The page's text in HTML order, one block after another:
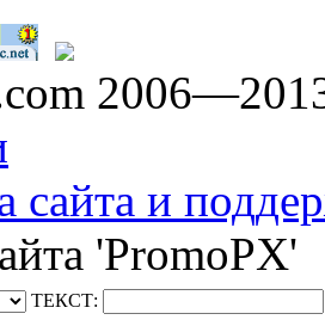
сайта и
'PromoPX'
ТЕКСТ: